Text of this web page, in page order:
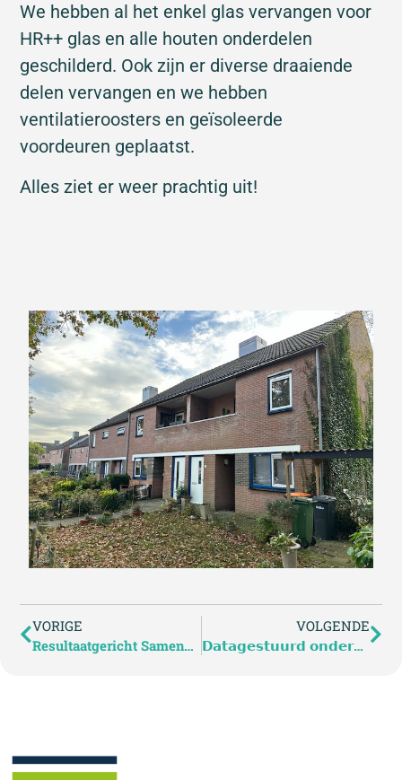
We hebben al het enkel glas vervangen voor
HR++ glas en alle houten onderdelen
geschilderd. Ook zijn er diverse draaiende
delen vervangen en we hebben
ventilatieroosters en geïsoleerde
voordeuren geplaatst.
Alles ziet er weer prachtig uit!
VORIGE
Resultaatgericht Samenwerken aan de Antaresstraat in Enschede
VOLGENDE
𝗗𝗮𝘁𝗮𝗴𝗲𝘀𝘁𝘂𝘂𝗿𝗱 𝗼𝗻𝗱𝗲𝗿𝗵𝗼𝘂𝗱 – 𝘃𝗼𝗼𝗿𝘀𝗽𝗲𝗹𝗯𝗮𝗮𝗿 𝗼𝗻𝗱𝗲𝗿𝗵𝗼𝘂𝗱